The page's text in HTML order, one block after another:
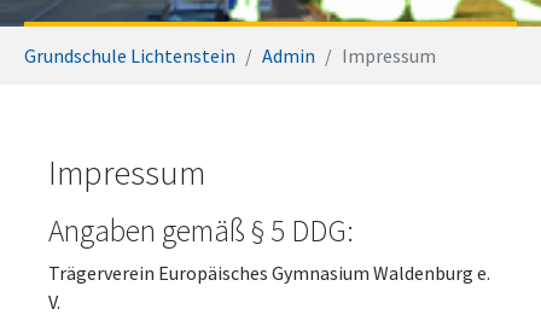
Grundschule Lichtenstein Admin Impressum
Impressum
Angaben gemäß § 5 DDG:
Trägerverein Europäisches Gymnasium Waldenburg e.
V.